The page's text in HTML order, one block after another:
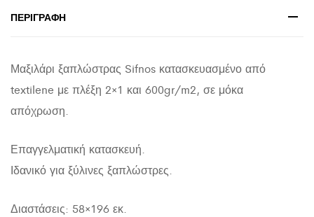
quantity
ΠΕΡΙΓΡΑΦΉ
Μαξιλάρι ξαπλώστρας Sifnos κατασκευασμένο από
textilene με πλέξη 2×1 και 600gr/m2, σε μόκα
απόχρωση.
Επαγγελματική κατασκευή.
Ιδανικό για ξύλινες ξαπλώστρες.
Διαστάσεις: 58×196 εκ.